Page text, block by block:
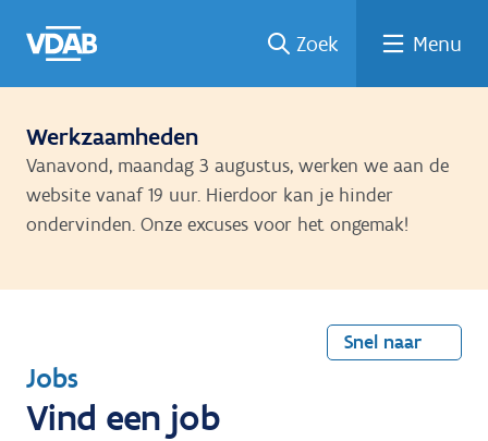
naar
d
een
een
job
mij?
naar
Zoek Menu
Werkzaamheden
Vanavond, maandag 3 augustus, werken we aan de
website vanaf 19 uur. Hierdoor kan je hinder
ondervinden. Onze excuses voor het ongemak!
Snel naar
T
e
Jobs
Vind een job